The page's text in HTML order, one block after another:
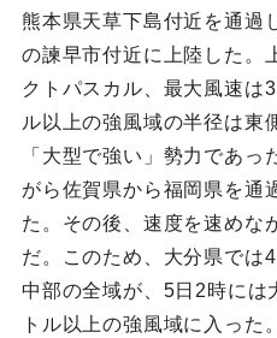
熊本県天草下島付近を通過
の諫早市付近に上陸した。
クトパスカル、最大風速は
ル以上の強風域の半径は東
「大型で強い」勢力であ
がら佐賀県から福岡県を通
た。その後、速度を速めな
だ。このため、大分県では
中部の全域が、5日2時には
トル以上の強風域に入った